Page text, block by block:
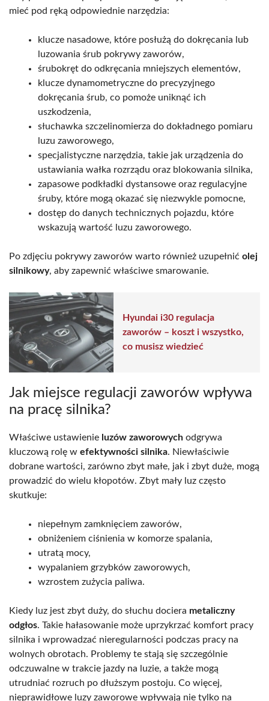
mieć pod ręką odpowiednie narzędzia:
klucze nasadowe, które posłużą do dokręcania lub
luzowania śrub pokrywy zaworów,
śrubokręt do odkręcania mniejszych elementów,
klucze dynamometryczne do precyzyjnego
dokręcania śrub, co pomoże uniknąć ich
uszkodzenia,
słuchawka szczelinomierza do dokładnego pomiaru
luzu zaworowego,
specjalistyczne narzędzia, takie jak urządzenia do
ustawiania wałka rozrządu oraz blokowania silnika,
zapasowe podkładki dystansowe oraz regulacyjne
śruby, które mogą okazać się niezwykle pomocne,
dostęp do danych technicznych pojazdu, które
wskazują wartość luzu zaworowego.
Po zdjęciu pokrywy zaworów warto również uzupełnić olej
silnikowy, aby zapewnić właściwe smarowanie.
Hyundai i30 regulacja
zaworów – koszt i wszystko,
co musisz wiedzieć
Jak miejsce regulacji zaworów wpływa
na pracę silnika?
Właściwe ustawienie luzów zaworowych odgrywa
kluczową rolę w efektywności silnika. Niewłaściwie
dobrane wartości, zarówno zbyt małe, jak i zbyt duże, mogą
prowadzić do wielu kłopotów. Zbyt mały luz często
skutkuje:
niepełnym zamknięciem zaworów,
obniżeniem ciśnienia w komorze spalania,
utratą mocy,
wypalaniem grzybków zaworowych,
wzrostem zużycia paliwa.
Kiedy luz jest zbyt duży, do słuchu dociera metaliczny
odgłos. Takie hałasowanie może uprzykrzać komfort pracy
silnika i wprowadzać nieregularności podczas pracy na
wolnych obrotach. Problemy te stają się szczególnie
odczuwalne w trakcie jazdy na luzie, a także mogą
utrudniać rozruch po dłuższym postoju. Co więcej,
nieprawidłowe luzy zaworowe wpływają nie tylko na